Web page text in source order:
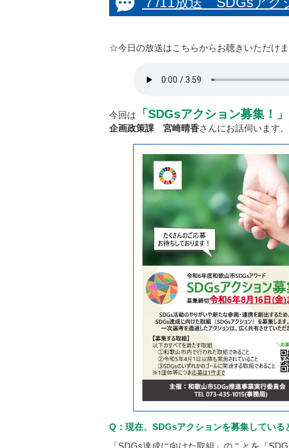
☆今日の放送はこちらからお聴きいただけ
今回は 「SDGsアクション募集！」
企画政策課 宮崎晴香さんにお話伺います。
Q：現在、SDGsアクションを募集している
「SDGs達成に向けた取組」のことを「